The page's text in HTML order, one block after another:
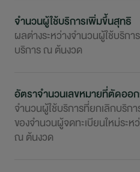
จำนวนผู้ใช้บริการเพิ่มขึ้นสุทธิ
ผลต่างระหว่างจำนวนผู้ใช้บริก
บริการ ณ ต้นงวด
อัตราจำนวนเลขหมายที่ตัดออ
จำนวนผู้ใช้บริการที่ยกเลิกบริก
ของจำนวนผู้จดทะเบียนใหม่ระห
ณ ต้นงวด